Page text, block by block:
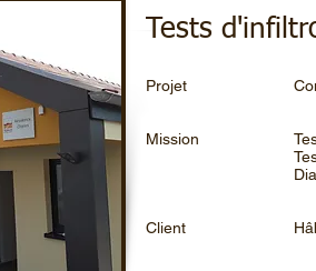
Tests
Projet
Mission
Client